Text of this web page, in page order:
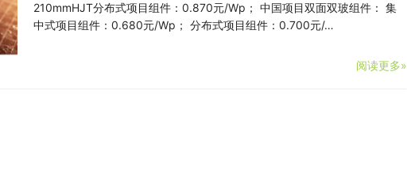
210mmHJT分布式项目组件：0.870元/Wp； 中国项目双面双玻组件： 集
中式项目组件：0.680元/Wp； 分布式项目组件：0.700元/…
阅读更多»